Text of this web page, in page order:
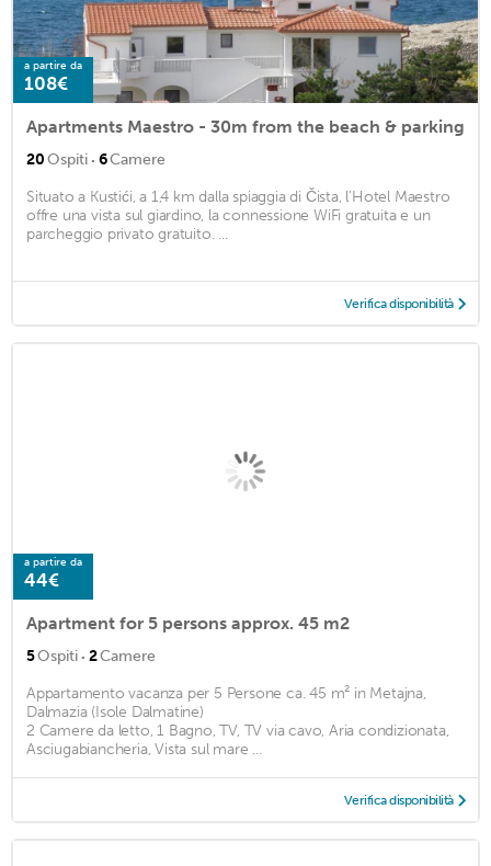
a partire da
108€
Apartments Maestro - 30m from the beach & parking
20Ospiti · 6Camere
Situato a Kustići, a 1,4 km dalla spiaggia di Čista, l'Hotel Maestro
offre una vista sul giardino, la connessione WiFi gratuita e un
parcheggio privato gratuito. ...
Verifica disponibilità
a partire da
44€
Apartment for 5 persons approx. 45 m2
5Ospiti · 2Camere
Appartamento vacanza per 5 Persone ca. 45 m² in Metajna,
Dalmazia (Isole Dalmatine)
2 Camere da letto, 1 Bagno, TV, TV via cavo, Aria condizionata,
Asciugabiancheria, Vista sul mare ...
Verifica disponibilità